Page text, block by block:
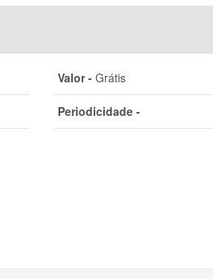
Valor -Grátis
Periodicidade -